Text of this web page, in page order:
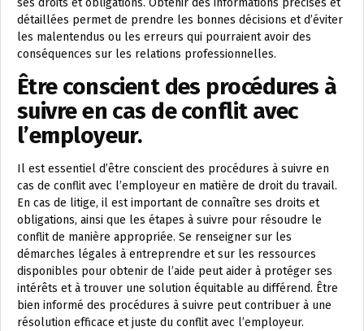
ses droits et obligations. Obtenir des informations précises et
détaillées permet de prendre les bonnes décisions et d’éviter
les malentendus ou les erreurs qui pourraient avoir des
conséquences sur les relations professionnelles.
Être conscient des procédures à
suivre en cas de conflit avec
l’employeur.
Il est essentiel d’être conscient des procédures à suivre en
cas de conflit avec l’employeur en matière de droit du travail.
En cas de litige, il est important de connaître ses droits et
obligations, ainsi que les étapes à suivre pour résoudre le
conflit de manière appropriée. Se renseigner sur les
démarches légales à entreprendre et sur les ressources
disponibles pour obtenir de l’aide peut aider à protéger ses
intérêts et à trouver une solution équitable au différend. Être
bien informé des procédures à suivre peut contribuer à une
résolution efficace et juste du conflit avec l’employeur.